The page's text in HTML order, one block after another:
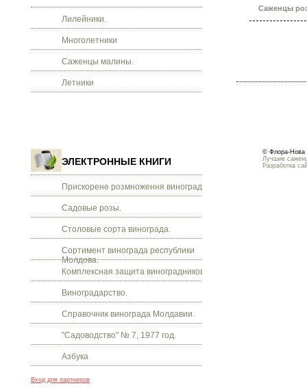
Лилейники.
Многолетники
Саженцы малины.
Летники
ЭЛЕКТРОННЫЕ КНИГИ
Прискорене розмноження винограду.
Садовые розы.
Столовые сорта винограда.
Сортимент винограда республики
Молдова.
Комплексная защита виноградников.
Виноградарство.
Справочник винограда Молдавии.
"Садоводство" № 7, 1977 год.
Азбука
Вход для партнеров
Саженцы
© Флора-Нова
Лучшие
Разработка